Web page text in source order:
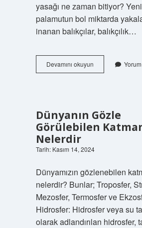
yasağı ne zaman bitiyor?
palamutun bol miktarda
inanan balıkçılar, balıkçılık…
Devamını okuyun2024
2025
Açılıyor
Dünyanın Gözle
Görülebilen
Nelerdir
Tarih: Kasım 14, 2024
Dünyamızın gözlenebilen
nelerdir? Bunlar; Troposfer,
Mezosfer, Termosfer ve
Hidrosfer: Hidrosfer veya su
olarak adlandırılan hidrosfer,